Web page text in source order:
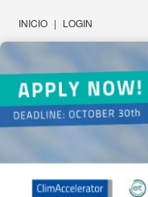
INICIO | LOGIN